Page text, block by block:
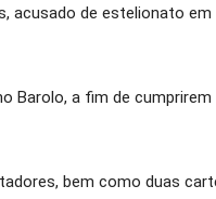
acusado de estelionato em
Barolo, a fim de cumprirem
bem como duas